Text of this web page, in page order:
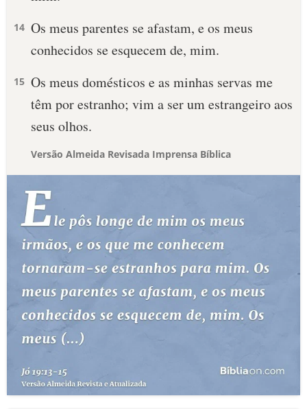
14 Os meus parentes se afastam, e os meus
conhecidos se esquecem de, mim.
15 Os meus domésticos e as minhas servas me
têm por estranho; vim a ser um estrangeiro aos
seus olhos.
Versão Almeida Revisada Imprensa Bíblica